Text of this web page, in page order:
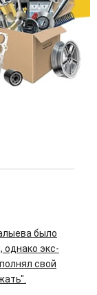
было
однако экс-
свой